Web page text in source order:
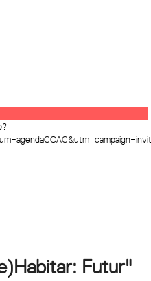
Futur"